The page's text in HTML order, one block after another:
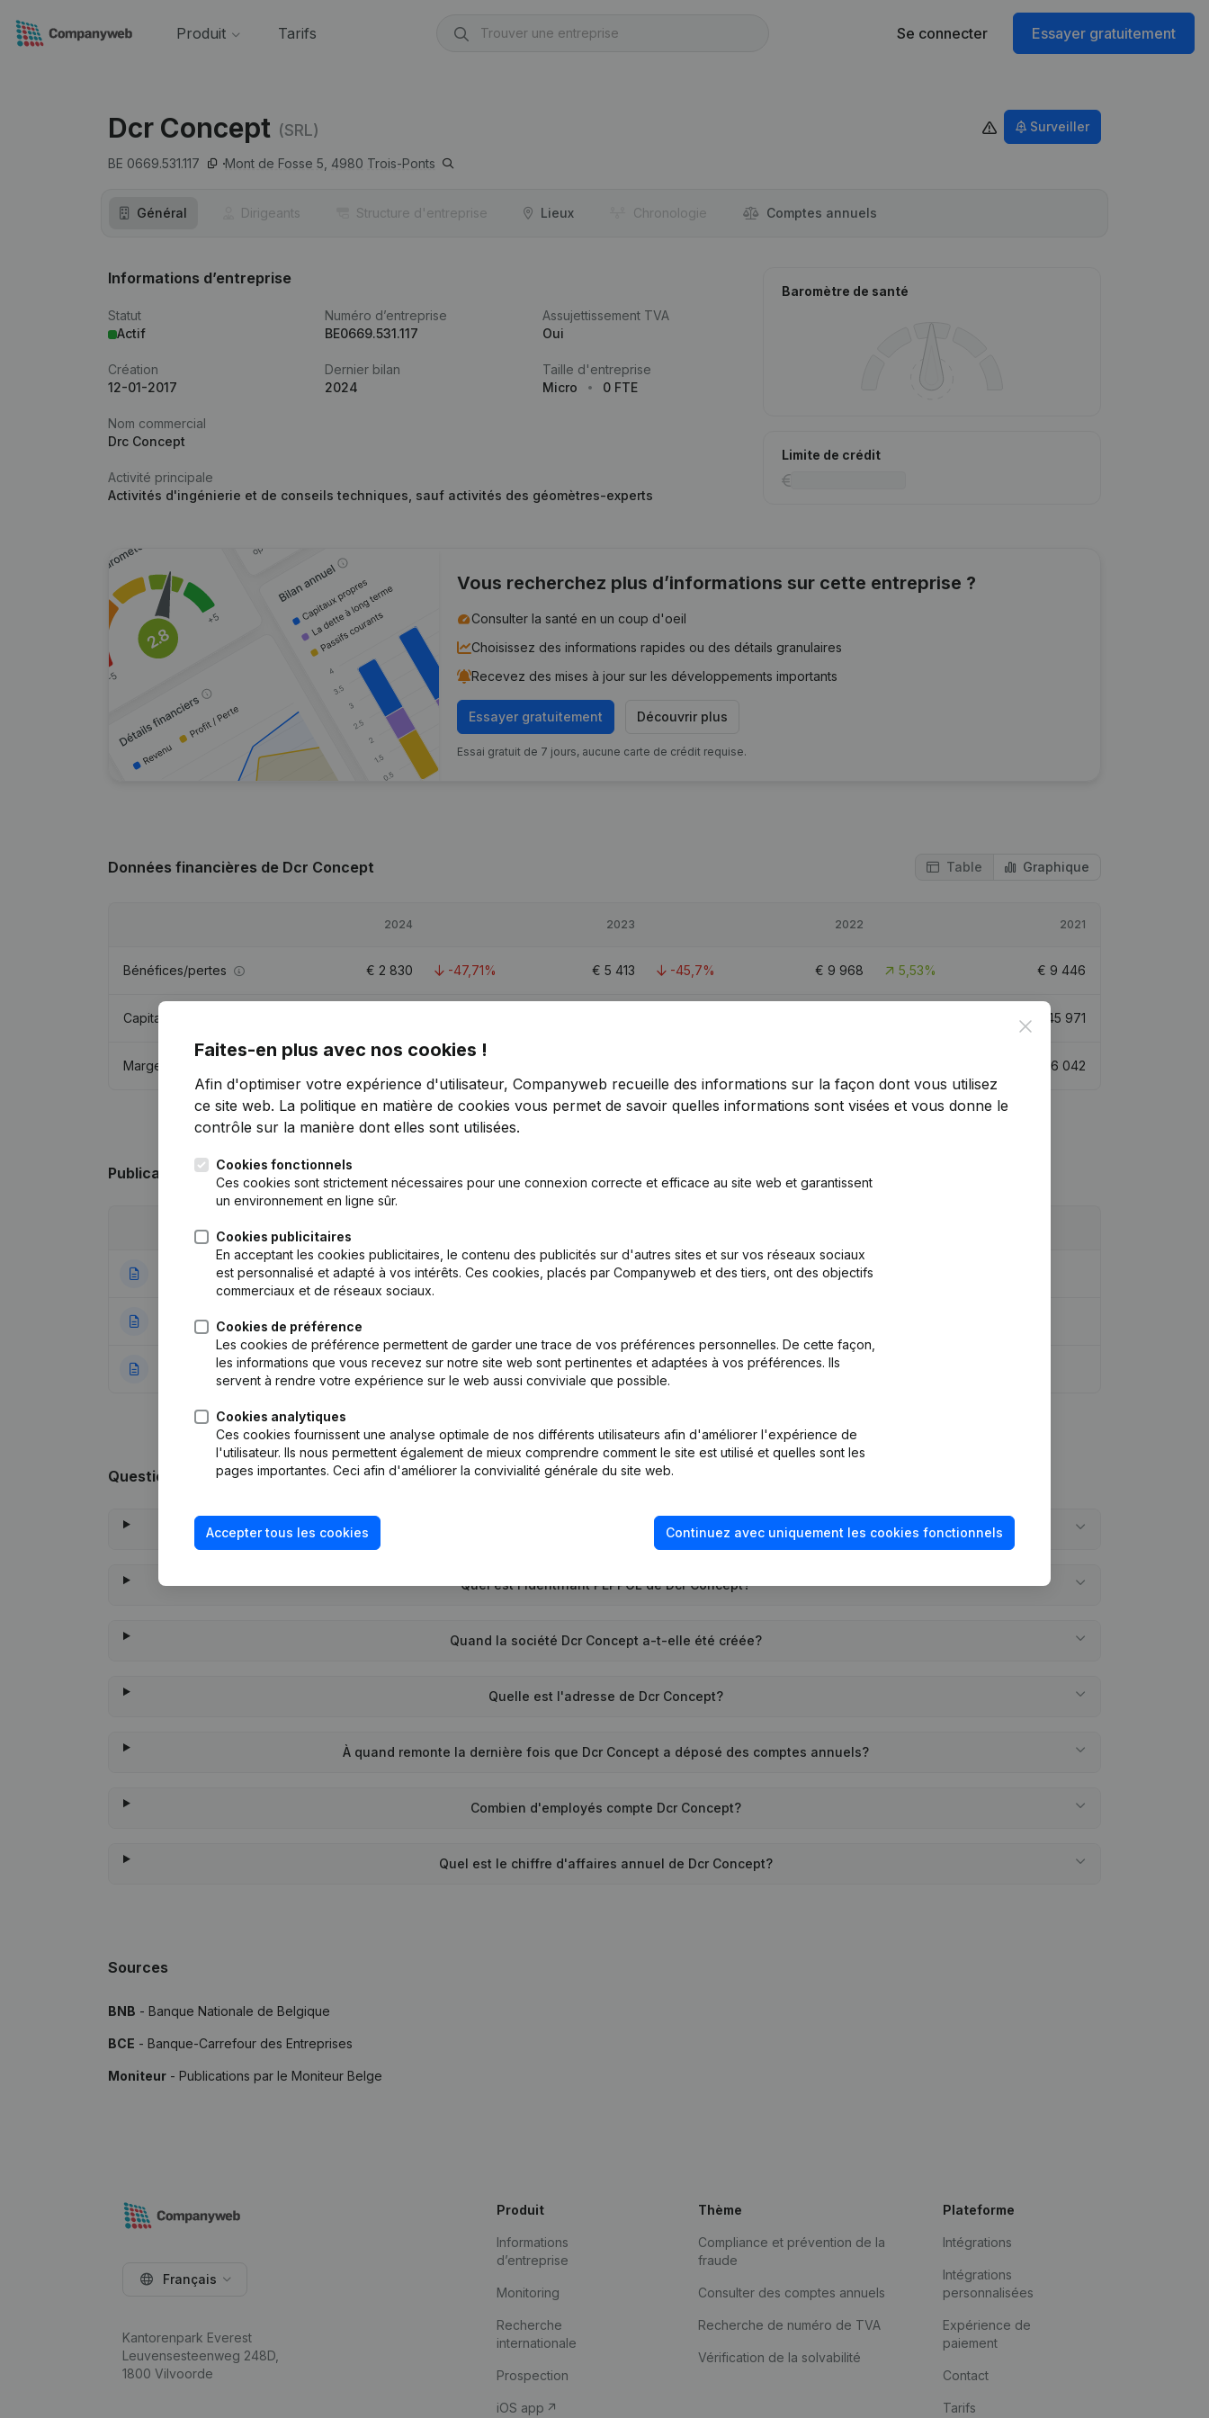
Produit Tarifs Se connecter Essayer gratuitement
Dcr Concept (SRL)
BE 0669.531.117 Mont de Fosse 5, 4980 Trois-Ponts
Surveiller
Général Dirigeants Structure d'entreprise Lieux Chronologie Comptes annuels
Informations d’entreprise
Statut
Actif
Numéro d’entreprise
BE0669.531.117
Assujettissement TVA
Oui
Création
12-01-2017
Dernier bilan
2024
Taille d'entreprise
Micro
0 FTE
Nom commercial
Drc Concept
Activité principale
Activités d'ingénierie et de conseils techniques, sauf activités des géomètres-experts
Baromètre de santé
Limite de crédit
Vous recherchez plus d’informations sur cette entreprise ?
Consulter la santé en un coup d'oeil
Choisissez des informations rapides ou des détails granulaires
Recevez des mises à jour sur les développements importants
Essayer gratuitement Découvrir plus
Essai gratuit de 7 jours, aucune carte de crédit requise.
Données financières de Dcr Concept Table Graphique
2024 2023 2022 2021
Bénéfices/pertes € 2 830 -47,71% € 5 413 -45,7% € 9 968 5,53% € 9 446
Capitaux propres 45 971
Marge brute 16 042
Publicationsde Dcr Concept
Publication
29-11-2023 Statuts (Traduction, Coordination, Autres Modifications, …) - Modification Forme Juridique - Demissions, Nominations
30-12-2020 Siège Social - Modification Forme Juridique
16-01-2017 Rubrique Constitution (Nouvelle Personne Morale, Ouverture Succursale, etc...)
Questions fréquemment posées
Quel est le numéro de TVA de Dcr Concept?
Quel est l'identifiant PEPPOL de Dcr Concept?
Quand la société Dcr Concept a-t-elle été créée?
Quelle est l'adresse de Dcr Concept?
À quand remonte la dernière fois que Dcr Concept a déposé des comptes annuels?
Combien d'employés compte Dcr Concept?
Quel est le chiffre d'affaires annuel de Dcr Concept?
Sources
BNB - Banque Nationale de Belgique
BCE - Banque-Carrefour des Entreprises
Moniteur - Publications par le Moniteur Belge
Close
Faites-en plus avec nos cookies !
Afin d'optimiser votre expérience d'utilisateur, Companyweb recueille des informations sur la façon dont vous utilisez
ce site web. La politique en matière de cookies vous permet de savoir quelles informations sont visées et vous donne le
contrôle sur la manière dont elles sont utilisées.
Cookies fonctionnels
Ces cookies sont strictement nécessaires pour une connexion correcte et efficace au site web et garantissent
un environnement en ligne sûr.
Cookies publicitaires
En acceptant les cookies publicitaires, le contenu des publicités sur d'autres sites et sur vos réseaux sociaux
est personnalisé et adapté à vos intérêts. Ces cookies, placés par Companyweb et des tiers, ont des objectifs
commerciaux et de réseaux sociaux.
Cookies de préférence
Les cookies de préférence permettent de garder une trace de vos préférences personnelles. De cette façon,
les informations que vous recevez sur notre site web sont pertinentes et adaptées à vos préférences. Ils
servent à rendre votre expérience sur le web aussi conviviale que possible.
Cookies analytiques
Ces cookies fournissent une analyse optimale de nos différents utilisateurs afin d'améliorer l'expérience de
l'utilisateur. Ils nous permettent également de mieux comprendre comment le site est utilisé et quelles sont les
pages importantes. Ceci afin d'améliorer la convivialité générale du site web.
Accepter tous les cookies Continuez avec uniquement les cookies fonctionnels
Français
Kantorenpark Everest
Leuvensesteenweg 248D,
1800 Vilvoorde
Produit
Informations
d’entreprise
Monitoring
Recherche
internationale
Prospection
iOS app
Thème
Compliance et prévention de la
fraude
Consulter des comptes annuels
Recherche de numéro de TVA
Vérification de la solvabilité
Plateforme
Intégrations
Intégrations
personnalisées
Expérience de
paiement
Contact
Tarifs